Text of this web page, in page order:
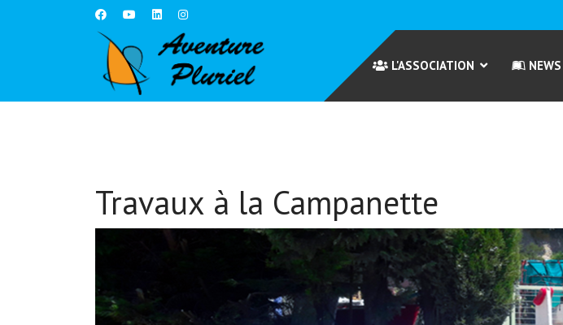
L'ASSOCIATION NEWS
Travaux à la Campanette